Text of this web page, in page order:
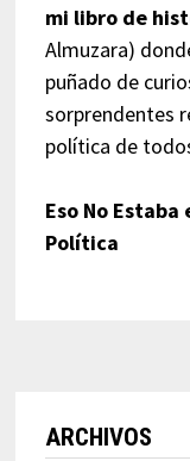
mi libro de
Almuzara)
puñado de
sorprendentes
política de
Eso No
Política
ARCHIVOS